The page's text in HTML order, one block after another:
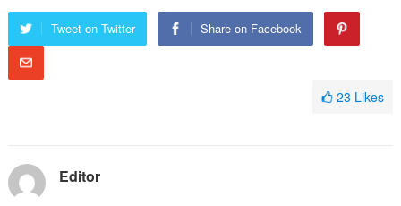
Tweet on Twitter Share on Facebook
23 Likes
Editor